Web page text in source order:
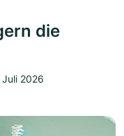
die
Juli 2026